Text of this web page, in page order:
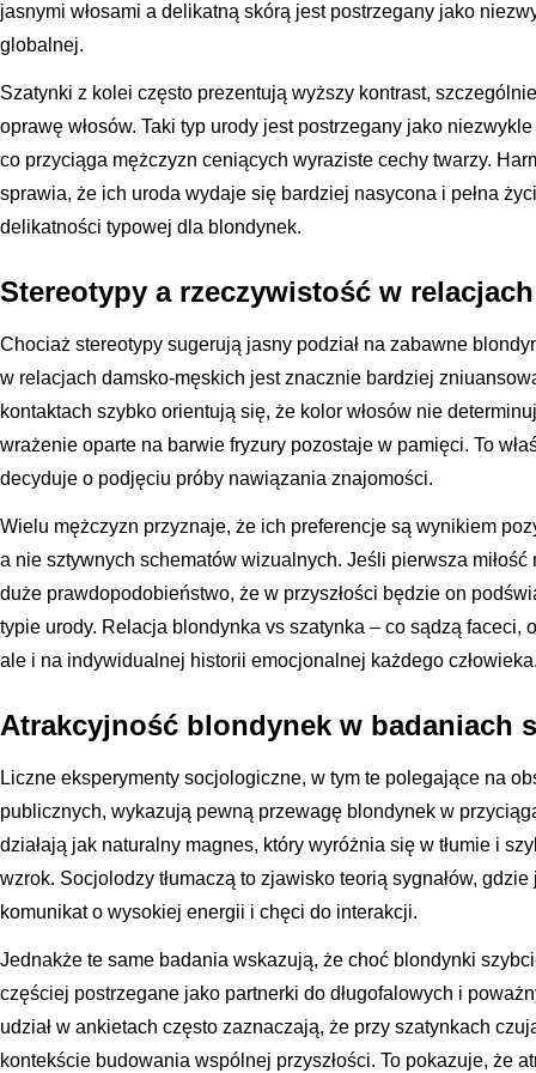
jasnymi włosami a delikatną skórą jest postrzegany jako
globalnej.
Szatynki z kolei często prezentują wyższy kontrast,
oprawę włosów. Taki typ urody jest postrzegany jako
co przyciąga mężczyzn ceniących wyraziste cechy twarzy.
sprawia, że ich uroda wydaje się bardziej nasycona i pełna
delikatności typowej dla blondynek.
Stereotypy a rzeczywistość w
Chociaż stereotypy sugerują jasny podział na zabawne
w relacjach damsko-męskich jest znacznie bardziej
kontaktach szybko orientują się, że kolor włosów nie
wrażenie oparte na barwie fryzury pozostaje w pamięci. To
decyduje o podjęciu próby nawiązania znajomości.
Wielu mężczyzn przyznaje, że ich preferencje są wynikiem
a nie sztywnych schematów wizualnych. Jeśli pierwsza miłość
duże prawdopodobieństwo, że w przyszłości będzie on
typie urody. Relacja blondynka vs szatynka – co sądzą faceci,
ale i na indywidualnej historii emocjonalnej każdego
Atrakcyjność blondynek w badaniach
Liczne eksperymenty socjologiczne, w tym te polegające na
publicznych, wykazują pewną przewagę blondynek w
działają jak naturalny magnes, który wyróżnia się w tłumie i
wzrok. Socjolodzy tłumaczą to zjawisko teorią sygnałów,
komunikat o wysokiej energii i chęci do interakcji.
Jednakże te same badania wskazują, że choć blondynki
częściej postrzegane jako partnerki do długofalowych i
udział w ankietach często zaznaczają, że przy szatynkach
kontekście budowania wspólnej przyszłości. To pokazuje, że